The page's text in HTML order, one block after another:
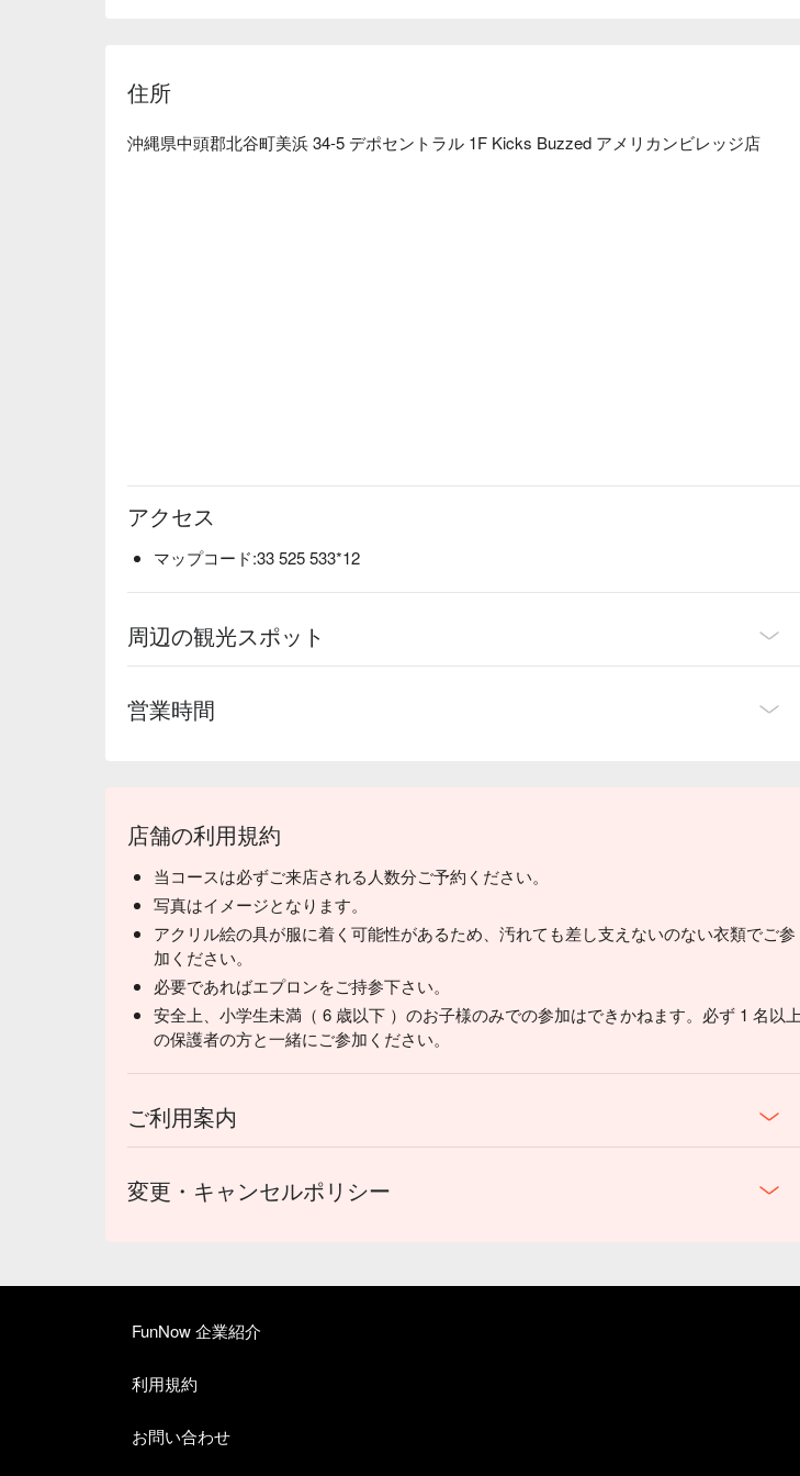
住所
沖縄県中頭郡北谷町美浜 34-5 デポセントラル 1F Kicks Buzzed アメリカンビレッジ店
アクセス
マップコード:33 525 533*12
周辺の観光スポット
営業時間
店舗の利用規約
当コースは必ずご来店される人数分ご予約ください。
写真はイメージとなります。
アクリル絵の具が服に着く可能性があるため、汚れても差し支えないのない衣類でご参
加ください。
必要であればエプロンをご持参下さい。
安全上、小学生未満（ 6 歳以下 ）のお子様のみでの参加はできかねます。必ず 1 名以上
の保護者の方と一緒にご参加ください。
ご利用案内
変更・キャンセルポリシー
FunNow 企業紹介
利用規約
お問い合わせ